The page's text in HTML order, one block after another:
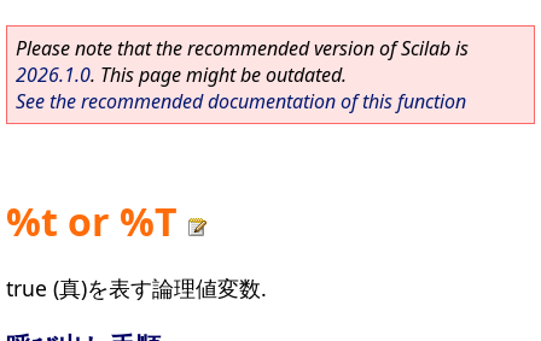
Please note that the recommended version of Scilab is
2026.1.0. This page might be outdated.
See the recommended documentation of this function
%t or %T
true (真)を表す論理値変数.